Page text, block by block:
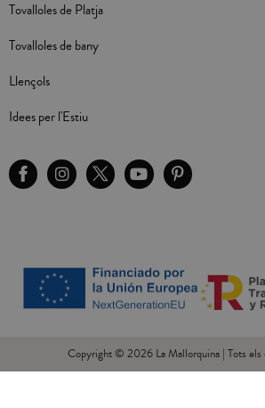
Tovalloles de Platja
Tovalloles de bany
Llençols
Idees per l'Estiu
Copyright © 2026 La Mallorquina | Tots els